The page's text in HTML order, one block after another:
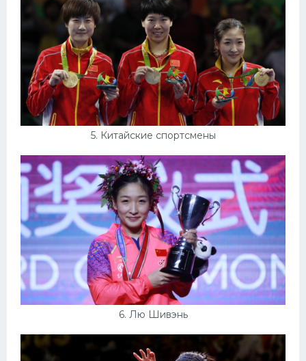
5. Китайские спортсмены
6. Лю Шивэнь